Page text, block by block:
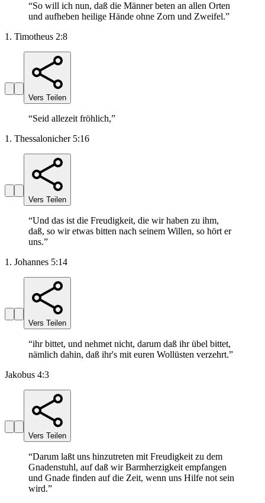
“So will ich nun, daß die Männer beten an allen Orten
und aufheben heilige Hände ohne Zorn und Zweifel.”
1. Timotheus 2:8
Vers Teilen
“Seid allezeit fröhlich,”
1. Thessalonicher 5:16
Vers Teilen
“Und das ist die Freudigkeit, die wir haben zu ihm,
daß, so wir etwas bitten nach seinem Willen, so hört er
uns.”
1. Johannes 5:14
Vers Teilen
“ihr bittet, und nehmet nicht, darum daß ihr übel bittet,
nämlich dahin, daß ihr's mit euren Wollüsten verzehrt.”
Jakobus 4:3
Vers Teilen
“Darum laßt uns hinzutreten mit Freudigkeit zu dem
Gnadenstuhl, auf daß wir Barmherzigkeit empfangen
und Gnade finden auf die Zeit, wenn uns Hilfe not sein
wird.”